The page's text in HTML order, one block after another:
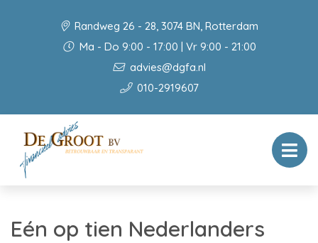
Randweg 26 - 28, 3074 BN, Rotterdam
Ma - Do 9:00 - 17:00 | Vr 9:00 - 21:00
advies@dgfa.nl
010-2919607
Eén op tien Nederlanders